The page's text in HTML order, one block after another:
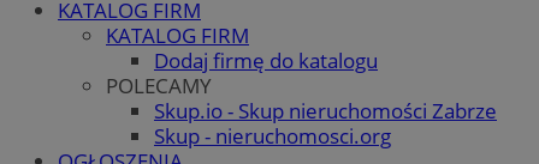
KATALOG FIRM
KATALOG FIRM
Dodaj firmę do katalogu
POLECAMY
Skup.io - Skup nieruchomości Zabrze
Skup - nieruchomosci.org